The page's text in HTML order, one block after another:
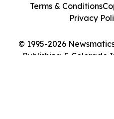
© 1995-2026
Publishing & Colorado
Terms & Conditions
Privacy